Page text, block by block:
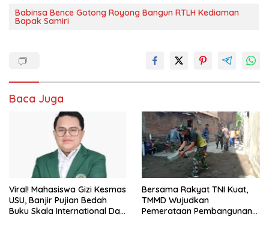
Babinsa Bence Gotong Royong Bangun RTLH Kediaman
Bapak Samiri
Baca Juga
Viral! Mahasiswa Gizi Kesmas
USU, Banjir Pujian Bedah
Buku Skala International Dari
Bersama Rakyat TNI Kuat,
TMMD Wujudkan
Pemerataan Pembangunan